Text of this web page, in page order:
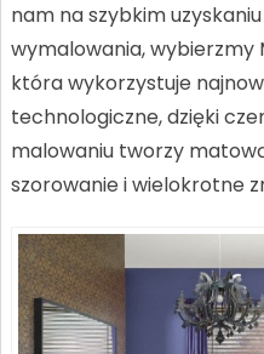
nam na szybkim
wymalowania, wybierzmy
która wykorzystuje
technologiczne, dzięki
malowaniu tworzy
szorowanie i wielokrotne